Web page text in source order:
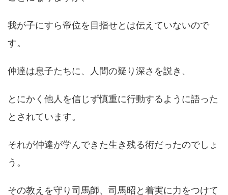
我が子にすら帝位を目指せとは伝えていないので
す。
仲達は息子たちに、人間の疑り深さを説き、
とにかく他人を信じず慎重に行動するように語った
とされています。
それが仲達が学んできた生き残る術だったのでしょ
う。
その教えを守り司馬師、司馬昭と着実に力をつけて